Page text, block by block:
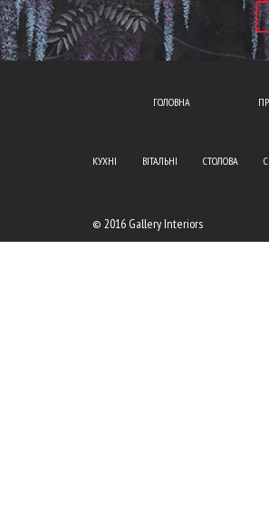
ГОЛОВНА
КУХНІ ВІТАЛЬНІ СТОЛОВА
© 2016 Gallery Interiors